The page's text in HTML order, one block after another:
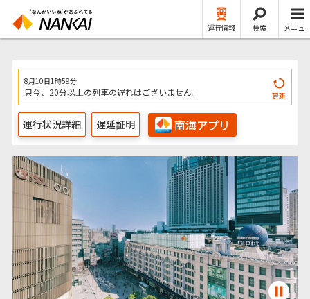
運行情報 検索 メニュ
8月10日1時59分
只今、20分以上の列車の遅れはございません。 更新
運行状況詳細 遅延証明 南海アプリ